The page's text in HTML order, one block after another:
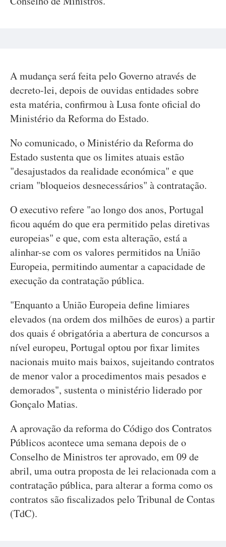
A mudança será feita pelo Governo através de
decreto-lei, depois de ouvidas entidades sobre
esta matéria, confirmou à Lusa fonte oficial do
Ministério da Reforma do Estado.
No comunicado, o Ministério da Reforma do
Estado sustenta que os limites atuais estão
"desajustados da realidade económica" e que
criam "bloqueios desnecessários" à contratação.
O executivo refere "ao longo dos anos, Portugal
ficou aquém do que era permitido pelas diretivas
europeias" e que, com esta alteração, está a
alinhar-se com os valores permitidos na União
Europeia, permitindo aumentar a capacidade de
execução da contratação pública.
"Enquanto a União Europeia define limiares
elevados (na ordem dos milhões de euros) a partir
dos quais é obrigatória a abertura de concursos a
nível europeu, Portugal optou por fixar limites
nacionais muito mais baixos, sujeitando contratos
de menor valor a procedimentos mais pesados e
demorados", sustenta o ministério liderado por
Gonçalo Matias.
A aprovação da reforma do Código dos Contratos
Públicos acontece uma semana depois de o
Conselho de Ministros ter aprovado, em 09 de
abril, uma outra proposta de lei relacionada com a
contratação pública, para alterar a forma como os
contratos são fiscalizados pelo Tribunal de Contas
(TdC).